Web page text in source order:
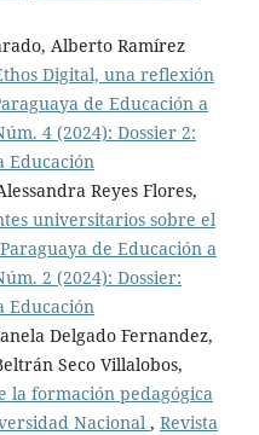
Alberto Ramírez
Digital, una reflexión
de Educación a
4 (2024): Dossier 2:
Educación
Reyes Flores,
universitarios sobre el
de Educación a
2 (2024): Dossier:
Educación
Delgado Fernandez,
Seco Villalobos,
la formación pedagógica
Nacional , Revista